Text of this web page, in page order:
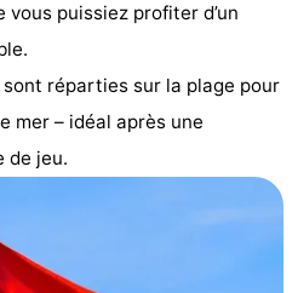
puissiez profiter d’un
sont réparties sur la plage pour
mer – idéal après une
de jeu.